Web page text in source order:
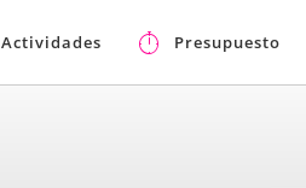
Actividades Presupuesto